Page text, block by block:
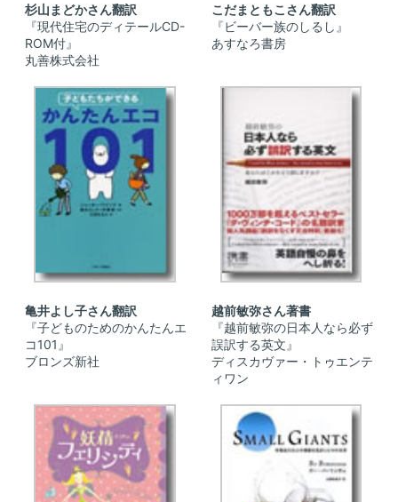
杉山まどかさん翻訳
『現代住宅のディテールCD-
ROM付』
丸善株式会社
こだまともこさん翻訳
『ビーバー族のしるし』
あすなろ書房
亀井よし子さん翻訳
『子どものためのかんたんエ
コ101』
ブロンズ新社
越前敏弥さん著書
『越前敏弥の日本人なら必ず
誤訳する英文』
ディスカヴァー・トゥエンテ
ィワン